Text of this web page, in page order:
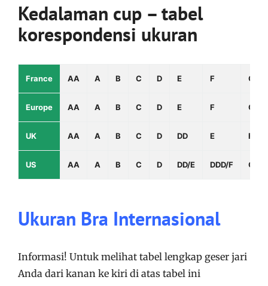
Kedalaman cup – tabel
korespondensi ukuran
France AA A B C D E F G
Europe AA A B C D E F G
UK AA A B C D DD E F
US AA A B C D DD/E DDD/F G
Ukuran Bra Internasional
Informasi! Untuk melihat tabel lengkap geser jari
Anda dari kanan ke kiri di atas tabel ini